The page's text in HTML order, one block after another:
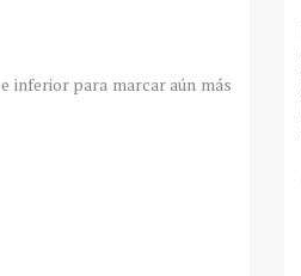
inferior para marcar aún más